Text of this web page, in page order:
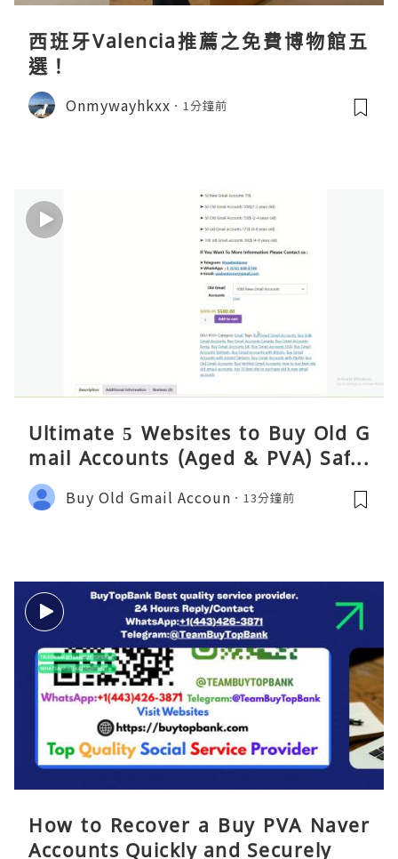
西班牙Valencia推薦之免費博物館五
選！
Onmywayhkxx 1分鐘前
Ultimate 5 Websites to Buy Old G
mail Accounts (Aged & PVA) Safel
y 2026
Buy Old Gmail Accoun 13分鐘前
How to Recover a Buy PVA Naver
Accounts Quickly and Securely